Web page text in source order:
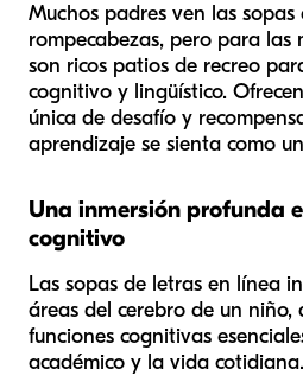
Muchos padres ven las
rompecabezas, pero para las
son ricos patios de recreo
cognitivo y lingüístico.
única de desafío y
aprendizaje se sienta como
Una inmersión profunda
cognitivo
Las sopas de letras en línea
áreas del cerebro de un niño,
funciones cognitivas
académico y la vida cotidiana.